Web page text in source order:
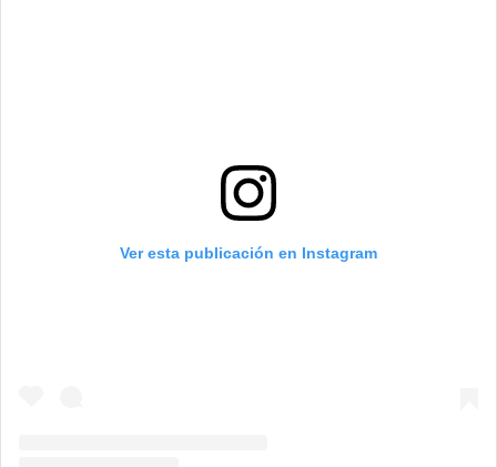
Ver esta publicación en Instagram